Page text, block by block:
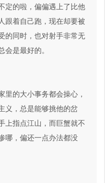
定的啦，偏偏遇上了比他
跟着自己跑，现在却要被
的同时，也对射手非常无
会是最好的。
里的大小事务都会操心，
义，总是能够挑他的岔
上指点江山，而巨蟹就不
哪，偏还一点办法都没